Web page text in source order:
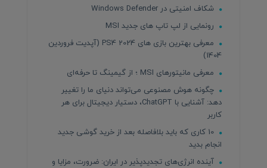
شکاف امنیتی در Windows Defender
رونمایی از لپ تاپ های جدید MSI
معرفی بهترین بازی های PS4 2024 (آپدیت فروردین
1404)
معرفی مانیتورهای MSI ؛ از گیمینگ تا حرفه‌ای
چگونه هوش مصنوعی می‌تواند دنیای ما را تغییر
دهد: آشنایی با ChatGPT، دستیار دیجیتال برای هر
کاربر
10 کاری که باید بلافاصله بعد از خرید گوشی جدید
انجام بدید
آینده انرژی‌های تجدیدپذیر در ایران: ضرورت، مزایا و